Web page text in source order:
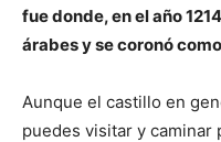
fue donde, en el año
árabes y se coronó
Aunque el castillo en
puedes visitar y caminar